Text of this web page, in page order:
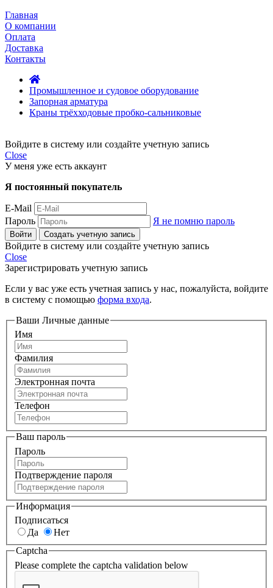
Главная
О компании
Оплата
Доставка
Контакты
Промышленное и судовое оборудование
Запорная арматура
Краны трёхходовые пробко-сальниковые
Войдите в систему или создайте учетную запись
Close
У меня уже есть аккаунт
Я постоянный покупатель
E-Mail
Пароль
Я не помню пароль
Войти Создать учетную запись
Войдите в систему или создайте учетную запись
Close
Зарегистрировать учетную запись
Если у вас уже есть учетная запись у нас, пожалуйста, войдите
в систему с помощью форма входа.
Ваши Личные данные
Имя
Фамилия
Электронная почта
Телефон
Ваш пароль
Пароль
Подтверждение пароля
Информация
Подписаться
Да
Нет
Captcha
Please complete the captcha validation below